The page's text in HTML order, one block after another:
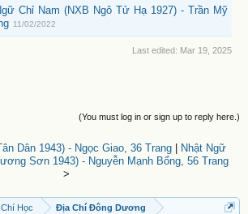
Chỉ Nam (NXB Ngô Tử Hạ 1927) - Trần Mỹ
11/02/2022
Last edited: Mar 19, 2025
(You must log in or sign up to reply here.)
Dân 1943) - Ngọc Giao, 36 Trang
Nhật Ngữ
Sơn 1943) - Nguyễn Mạnh Bổng, 56 Trang
>
Học Địa Chí Đông Dương